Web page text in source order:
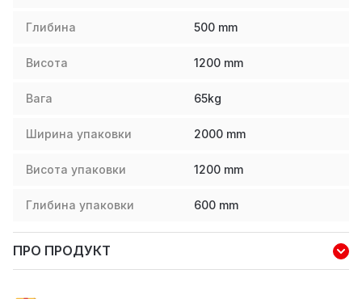
Глибина 500 mm
Висота 1200 mm
Вага 65kg
Ширина упаковки 2000 mm
Висота упаковки 1200 mm
Глибина упаковки 600 mm
ПРО ПРОДУКТ